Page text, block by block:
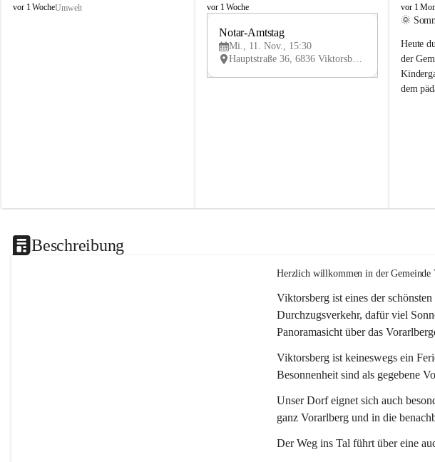
V
vor 1 WocheUmwelt
V
vor 1 Woche
V
Notar-Amtstag
Mi., 11. Nov., 15:30
Hauptstraße 36, 6836 Viktorsberg, AUT
V
i
t
o
r
s
vor 1
🌞
Heute
der
dem
Beschreibung
Herzlich willkommen in der Gemeinde
Viktorsberg ist eines der
Durchzugsverkehr, dafür viel
Panoramasicht über das
Viktorsberg ist keineswegs ein
Besonnenheit sind als gegebene
Unser Dorf eignet sich auch
ganz Vorarlberg und in die
Der Weg ins Tal führt über eine